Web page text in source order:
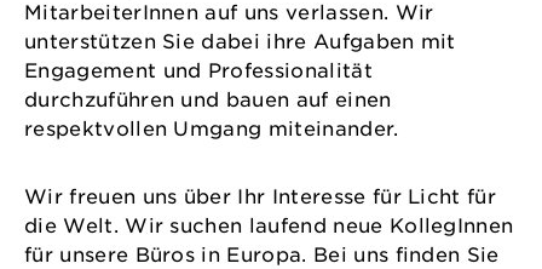
MitarbeiterInnen auf uns verlassen. Wir
unterstützen Sie dabei ihre Aufgaben mit
Engagement und Professionalität
durchzuführen und bauen auf einen
respektvollen Umgang miteinander.
Wir freuen uns über Ihr Interesse für Licht für
die Welt. Wir suchen laufend neue KollegInnen
für unsere Büros in Europa. Bei uns finden Sie